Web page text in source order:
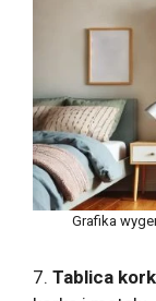
Grafika
7. Tablica